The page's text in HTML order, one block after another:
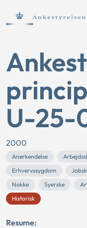
U-25-
2000
Anerkendelse
Erhvervssygdom
Nakke
Syerske
Historisk
Resume: